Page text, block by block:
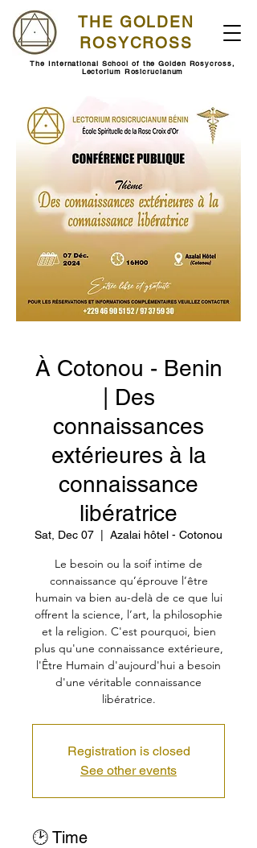
THE GOLDEN
ROSYCROSS
The International School of the Golden Rosycross,
Lectorium Rosicrucianum
À Cotonou - Benin
| Des
connaissances
extérieures à la
connaissance
libératrice
Sat, Dec 07 Azalai hôtel - Cotonou
Le besoin ou la soif intime de
connaissance qu’éprouve l’être
humain va bien au-delà de ce que lui
offrent la science, l’art, la philosophie
et la religion. C'est pourquoi, bien
plus qu'une connaissance extérieure,
l'Être Humain d'aujourd'hui a besoin
d'une véritable connaissance
libératrice.
Registration is closed
See other events
🕑 Time